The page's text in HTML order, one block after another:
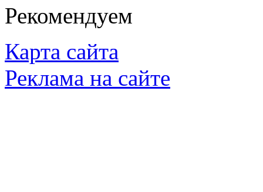
Рекомендуем
Карта сайта
Реклама на сайте